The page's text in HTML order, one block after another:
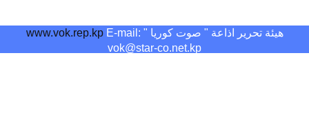
هيئة تحرير اذاعة " صوت كوريا " www.vok.rep.kpE-mail:
vok@star-co.net.kp